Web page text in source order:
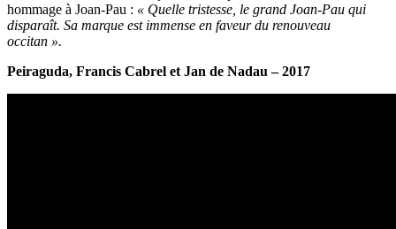
hommage à Joan-Pau : « Quelle tristesse, le grand Joan-Pau qui
disparaît. Sa marque est immense en faveur du renouveau
occitan ».
Peiraguda, Francis Cabrel et Jan de Nadau – 2017